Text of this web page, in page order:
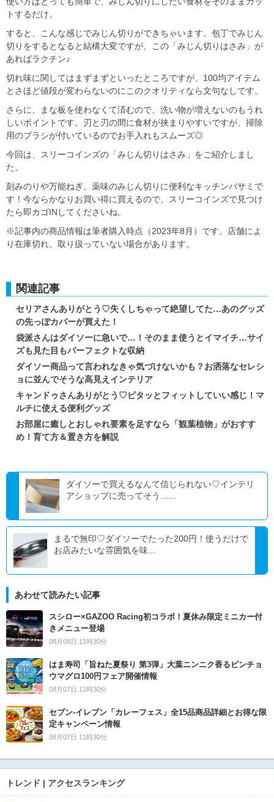
トするだけ。
すると、こんな感じでみじん切りができちゃいます。包丁でみじん
切りをするとなると結構大変ですが、この「みじん切りはさみ」が
あればラクチン♪
切れ味に関してはまずまずといったところですが、100均アイテム
とさほど値段が変わらないのにこのクオリティなら文句なしです。
さらに、まな板を使わなくて済むので、洗い物が増えないのもうれ
しいポイントです。刃と刃の間に食材が挟まりやすいですが、掃除
用のブラシが付いているのでお手入れもスムーズ◎
今回は、スリーコインズの「みじん切りはさみ」をご紹介しまし
た。
刻みのりや万能ねぎ、薬味のみじん切りに便利なキッチンバサミで
す！今ならかなりお買い得に買えるので、スリーコインズで見つけ
たら即カゴINしてくださいね。
※記事内の商品情報は筆者購入時点（2023年8月）です。店舗によ
り在庫切れ、取り扱っていない場合があります。
関連記事
セリアさんありがとう♡失くしちゃって絶望してた…あのグッズ
の先っぽカバーが買えた！
袋派さんはダイソーに急いで…！そのまま使うとイマイチ…サイ
ズも見た目もパーフェクトな収納
ダイソー商品って言われなきゃ気づけないかも？お洒落なセレシ
ョに並んでそうな高見えインテリア
キャンドゥさんありがとう♡ピタッとフィットしていい感じ！マ
ルチに使える便利グッズ
お部屋に癒しとおしゃれ要素を足すなら「観葉植物」がおすす
め！育て方＆置き方を解説
ダイソーで買えるなんて信じられない♡インテリ
アショップに売ってそう…...
まるで無印♡ダイソーでたった200円！使うだけで
お店みたいな雰囲気を味...
あわせて読みたい記事
スシロー×GAZOO Racing初コラボ！夏休み限定ミニカー付
きメニュー登場
08月08日 11時30分
はま寿司「旨ねた夏祭り 第3弾」大葉ニンニク香るビンチョ
ウマグロ100円フェア開催情報
08月07日 11時30分
セブン‐イレブン「カレーフェス」全15品商品詳細とお得な限
定キャンペーン情報
08月07日 11時30分
トレンド | アクセスランキング